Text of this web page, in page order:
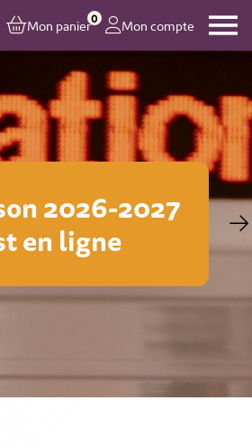
Mon panier0 Mon compte
en ligne
toutes les activités
partir du 24 août